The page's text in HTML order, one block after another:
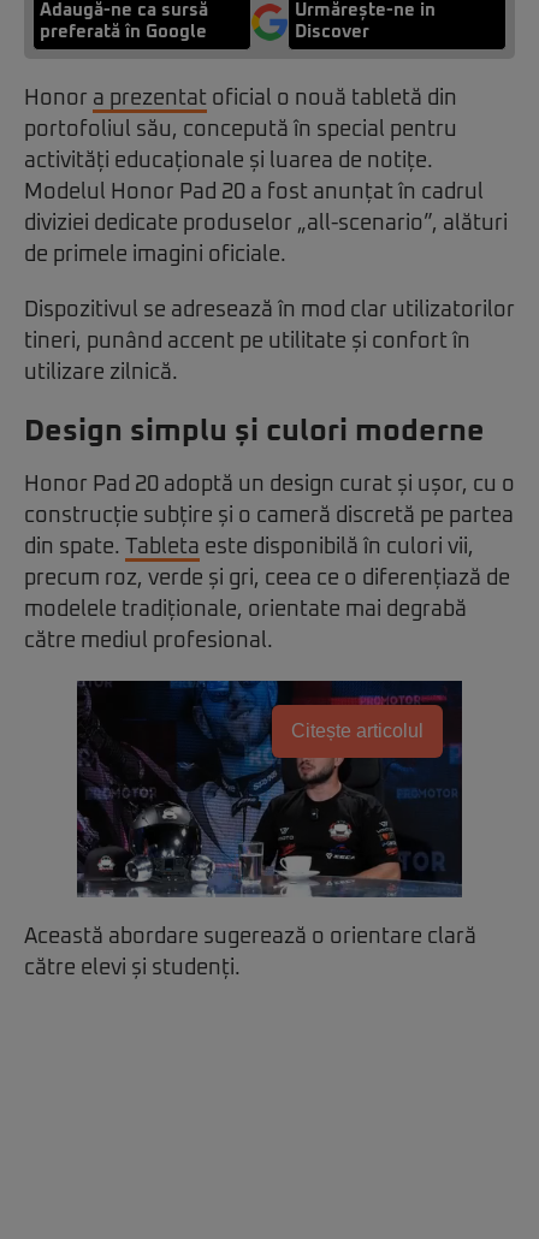
Adaugă-ne ca sursă
preferată în Google
Urmărește-ne in
Discover
Honor a prezentat oficial o nouă tabletă din
portofoliul său, concepută în special pentru
activități educaționale și luarea de notițe.
Modelul Honor Pad 20 a fost anunțat în cadrul
diviziei dedicate produselor „all-scenario”, alături
de primele imagini oficiale.
Dispozitivul se adresează în mod clar utilizatorilor
tineri, punând accent pe utilitate și confort în
utilizare zilnică.
Design simplu și culori moderne
Honor Pad 20 adoptă un design curat și ușor, cu o
construcție subțire și o cameră discretă pe partea
din spate.
Tableta este disponibilă în culori vii,
precum roz, verde și gri, ceea ce o diferențiază de
modelele tradiționale, orientate mai degrabă
către mediul profesional.
Citește articolul
Această abordare sugerează o orientare clară
către elevi și studenți.